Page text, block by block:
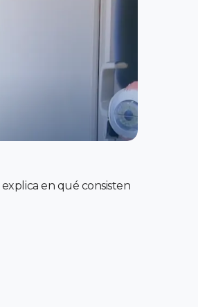
explica en qué consisten